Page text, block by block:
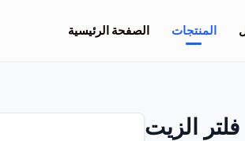
الصفحة الرئيسية المنتجات
فلتر الزيت